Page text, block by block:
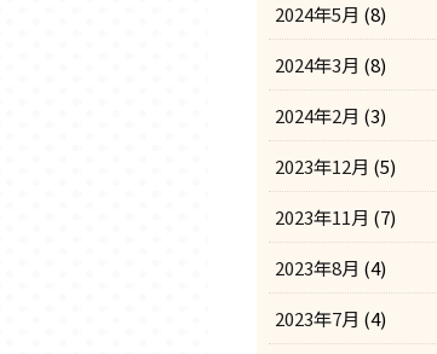
2024年5月 (8)
2024年3月 (8)
2024年2月 (3)
2023年12月 (5)
2023年11月 (7)
2023年8月 (4)
2023年7月 (4)